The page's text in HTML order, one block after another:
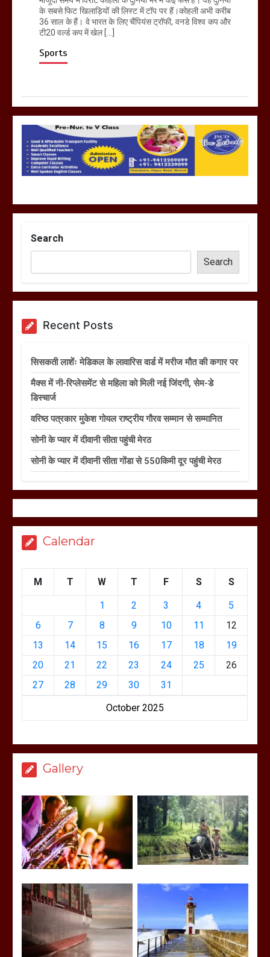
के सबसे फिट खिलाड़ियों की लिस्ट में टॉप पर हैं।कोहली अभी करीब
36 साल के हैं। वे भारत के लिए चैंपियंस ट्रॉफी, वनडे विश्व कप और
टी20 वर्ल्ड कप में खेल […]
Sports
Search
Search
Recent Posts
सिसकती लाशेंः मेडिकल के लावारिस वार्ड में मरीज मौत की कगार पर
मैक्स में नी-रिप्लेसमेंट से महिला को मिली नई जिंदगी, सेम-डे
डिस्चार्ज
वरिष्ठ पत्रकार मुकेश गोयल राष्ट्रीय गौरव सम्मान से सम्मानित
सोनी के प्यार में दीवानी सीता पहुंची मेरठ
सोनी के प्यार में दीवानी सीता गोंडा से 550किमी दूर पहुंची मेरठ
Calendar
October 2025
M T W T F S S
1 2 3 4
5
6
7 8 9 10 11
12
13
14 15 16 17 18
19
20
21 22 23 24 25
26
27
28 29 30 31
Gallery